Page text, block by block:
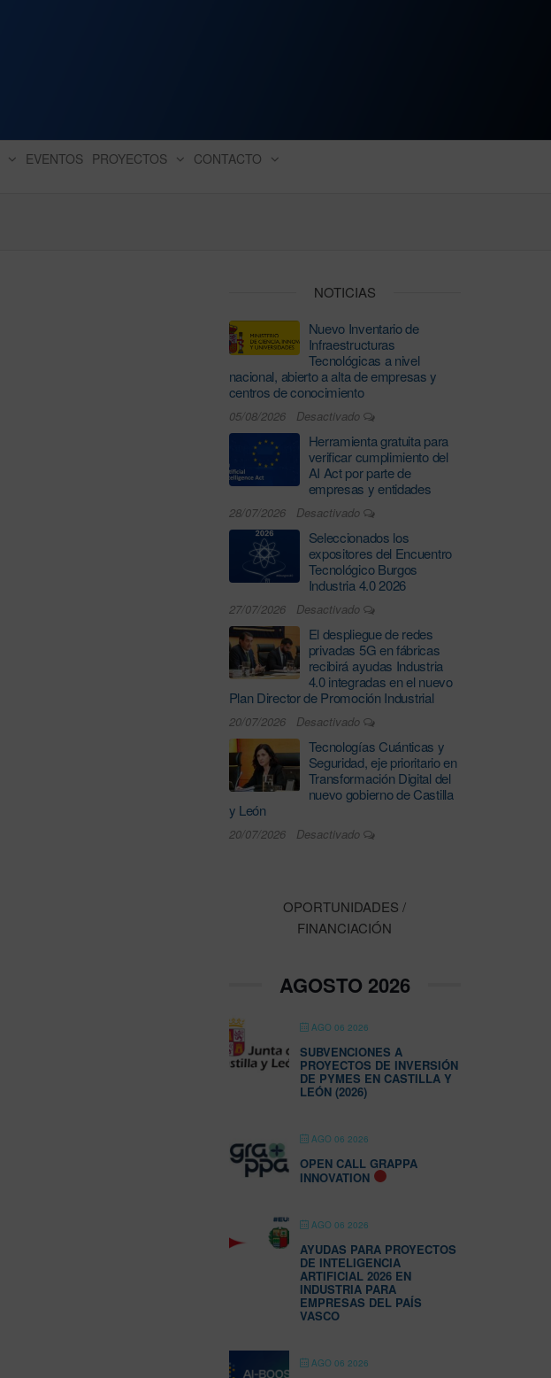
EVENTOS PROYECTOS CONTACTO
NOTICIAS
Nuevo Inventario de
Infraestructuras
Tecnológicas a nivel
nacional, abierto a alta de empresas y
centros de conocimiento
05/08/2026 Desactivado
Herramienta gratuita para
verificar cumplimiento del
AI Act por parte de
empresas y entidades
28/07/2026 Desactivado
Seleccionados los
expositores del Encuentro
Tecnológico Burgos
Industria 4.0 2026
27/07/2026 Desactivado
El despliegue de redes
privadas 5G en fábricas
recibirá ayudas Industria
4.0 integradas en el nuevo
Plan Director de Promoción Industrial
20/07/2026 Desactivado
Tecnologías Cuánticas y
Seguridad, eje prioritario en
Transformación Digital del
nuevo gobierno de Castilla
y León
20/07/2026 Desactivado
OPORTUNIDADES /
FINANCIACIÓN
AGOSTO 2026
AGO 06 2026
SUBVENCIONES A
PROYECTOS DE INVERSIÓN
DE PYMES EN CASTILLA Y
LEÓN (2026)
AGO 06 2026
OPEN CALL GRAPPA
INNOVATION
AGO 06 2026
AYUDAS PARA PROYECTOS
DE INTELIGENCIA
ARTIFICIAL 2026 EN
INDUSTRIA PARA
EMPRESAS DEL PAÍS
VASCO
AGO 06 2026